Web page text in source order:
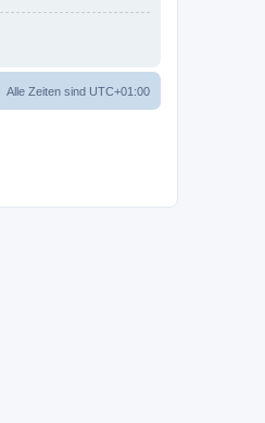
Alle Zeiten sind UTC+01:00